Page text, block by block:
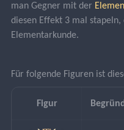
man Gegner mit der
diesen Effekt 3 mal
Elementarkunde.
Für folgende Figuren ist
Figur